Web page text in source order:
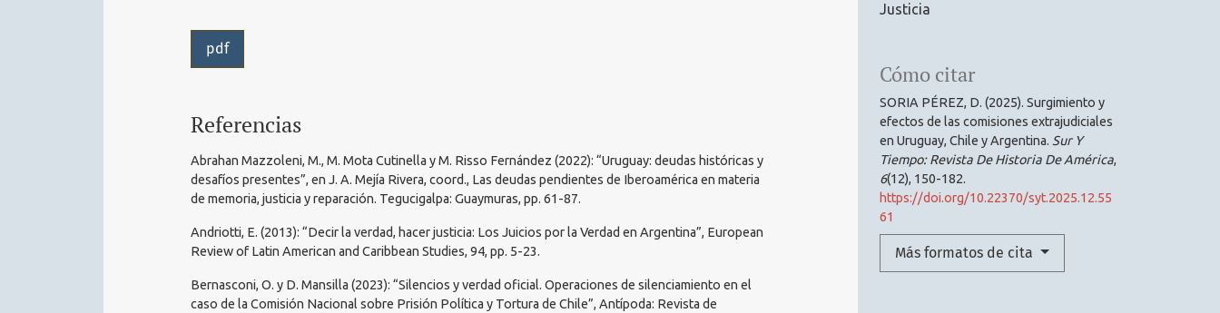
Justicia
Cómo citar
SORIA PÉREZ, D. (2025). Surgimiento y
efectos de las comisiones extrajudiciales
en Uruguay, Chile y Argentina. Sur Y
Tiempo: Revista De Historia De América,
6(12), 150-182.
https://doi.org/10.22370/syt.2025.12.55
61
Más formatos de cita
pdf
Referencias
Abrahan Mazzoleni, M., M. Mota Cutinella y M. Risso Fernández (2022): “Uruguay: deudas históricas y
desafíos presentes”, en J. A. Mejía Rivera, coord., Las deudas pendientes de Iberoamérica en materia
de memoria, justicia y reparación. Tegucigalpa: Guaymuras, pp. 61-87.
Andriotti, E. (2013): “Decir la verdad, hacer justicia: Los Juicios por la Verdad en Argentina”, European
Review of Latin American and Caribbean Studies, 94, pp. 5-23.
Bernasconi, O. y D. Mansilla (2023): “Silencios y verdad oficial. Operaciones de silenciamiento en el
caso de la Comisión Nacional sobre Prisión Política y Tortura de Chile”, Antípoda: Revista de